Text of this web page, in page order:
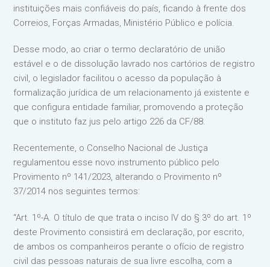
instituições mais confiáveis do país, ficando à frente dos
Correios, Forças Armadas, Ministério Público e polícia.
Desse modo, ao criar o termo declaratório de união
estável e o de dissolução lavrado nos cartórios de registro
civil, o legislador facilitou o acesso da população à
formalização jurídica de um relacionamento já existente e
que configura entidade familiar, promovendo a proteção
que o instituto faz jus pelo artigo 226 da CF/88.
Recentemente, o Conselho Nacional de Justiça
regulamentou esse novo instrumento público pelo
Provimento nº 141/2023, alterando o Provimento nº
37/2014 nos seguintes termos:
“Art. 1º-A. O título de que trata o inciso IV do § 3º do art. 1º
deste Provimento consistirá em declaração, por escrito,
de ambos os companheiros perante o ofício de registro
civil das pessoas naturais de sua livre escolha, com a